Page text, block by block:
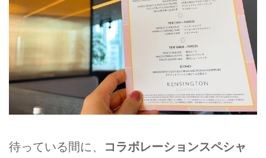
待っている間に、
コラボレーションスペシャ